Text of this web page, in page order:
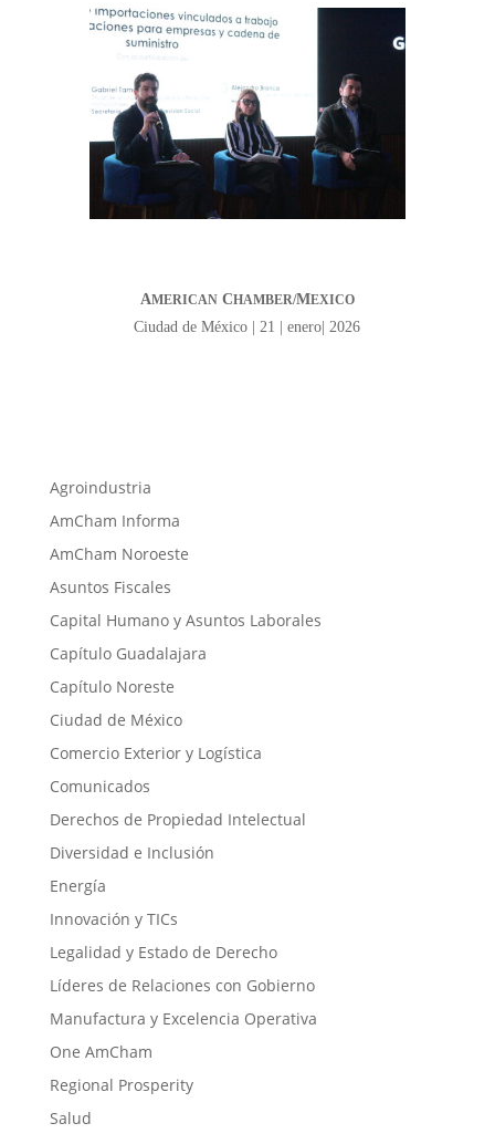
AMERICANCHAMBER/MEXICO
Ciudad de México | 21 | enero| 2026
Agroindustria
AmCham Informa
AmCham Noroeste
Asuntos Fiscales
Capital Humano y Asuntos Laborales
Capítulo Guadalajara
Capítulo Noreste
Ciudad de México
Comercio Exterior y Logística
Comunicados
Derechos de Propiedad Intelectual
Diversidad e Inclusión
Energía
Innovación y TICs
Legalidad y Estado de Derecho
Líderes de Relaciones con Gobierno
Manufactura y Excelencia Operativa
One AmCham
Regional Prosperity
Salud